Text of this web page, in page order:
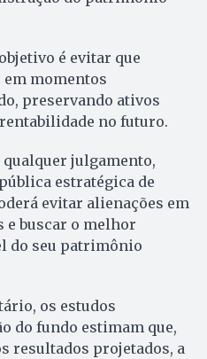
é evitar que
momentos
preservando ativos
no futuro.
julgamento,
estratégica de
evitar alienações em
e buscar o melhor
do seu patrimônio
os estudos
do fundo estimam que,
resultados projetados, a